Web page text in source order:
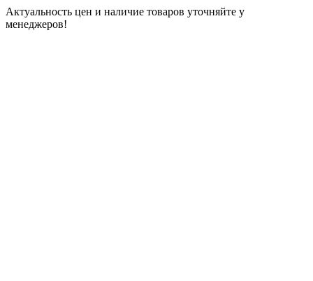
Актуальность цен и наличие товаров уточняйте у
менеджеров!